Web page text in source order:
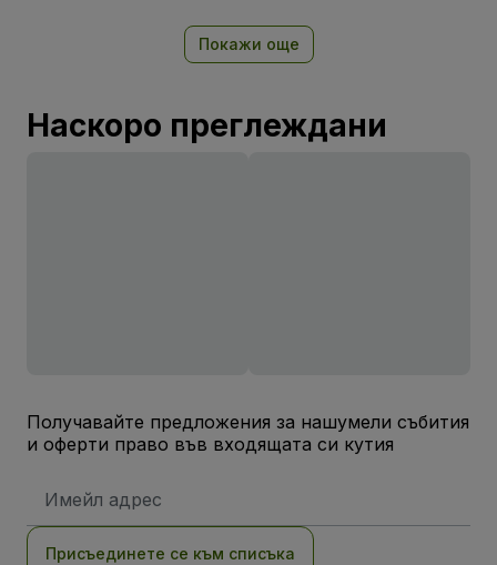
Покажи още
Наскоро преглеждани
Получавайте предложения за нашумели събития
и оферти право във входящата си кутия
адрес
Присъединете се към списъка